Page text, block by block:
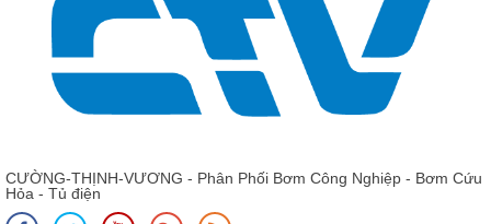
CƯỜNG-THỊNH-VƯƠNG - Phân Phối Bơm Công Nghiệp - Bơm Cứu
Hỏa - Tủ điện